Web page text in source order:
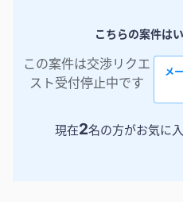
こちらの案件は
この案件は交渉リクエ
スト受付停止中です
メ
現在2名の方がお気に